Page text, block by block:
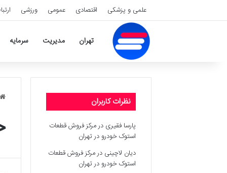
علمی و پزشکی اقتصادی عمومی ورزشی
تهران مدیریت سرمایه
نظرات کاربران
پارسا فقیری درمرکز فروش قطعات
استوک خودرو در تهران
دیان لاچینی درمرکز فروش قطعات
استوک خودرو در تهران